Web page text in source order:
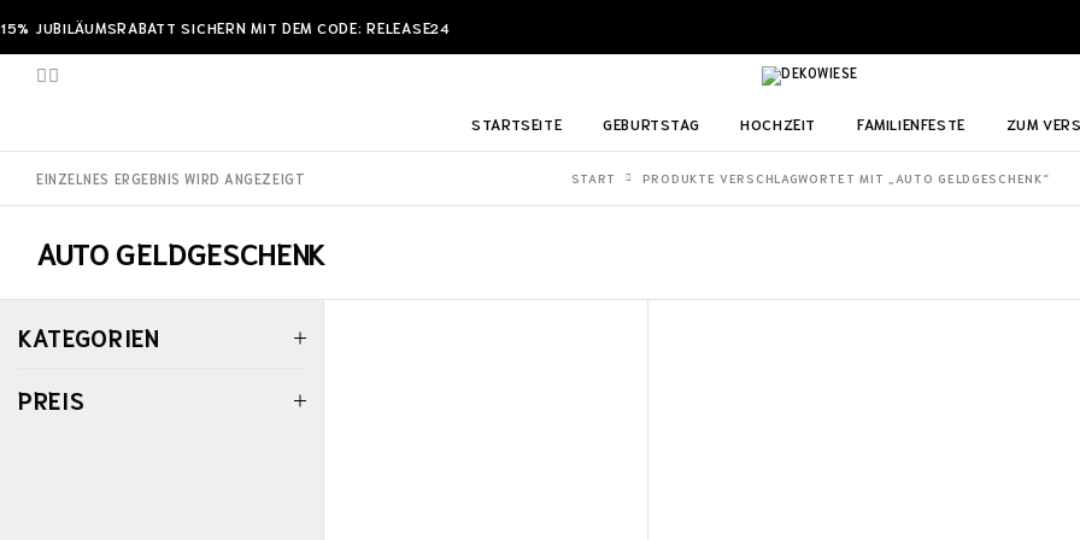
15% JUBILÄUMSRABATT SICHERN MIT DEM CODE: RELEASE24
STARTSEITE GEBURTSTAG HOCHZEIT FAMILIENFESTE ZUM
EINZELNES ERGEBNIS WIRD ANGEZEIGT START PRODUKTE VERSCHLAGWORTET MIT „AUTO GELDGESCHENK“
AUTO GELDGESCHENK
KATEGORIEN
PREIS